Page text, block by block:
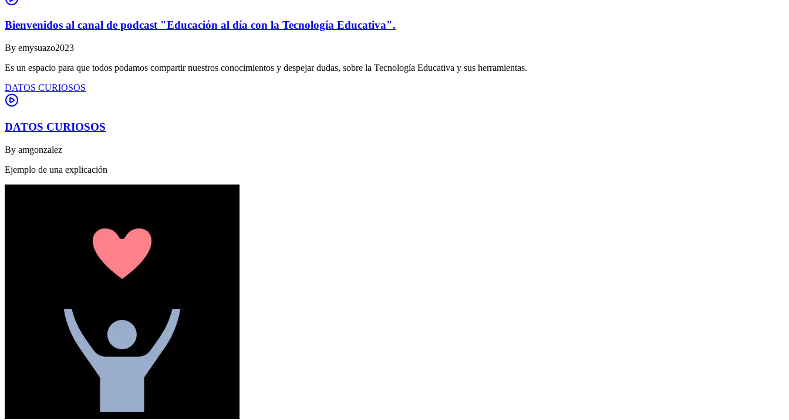
Bienvenidos al canal de podcast "Educación al día con la Tecnología Educativa".
By emysuazo2023
Es un espacio para que todos podamos compartir nuestros conocimientos y despejar dudas, sobre la Tecnología Educativa y sus herramientas.
DATOS CURIOSOS
DATOS CURIOSOS
By amgonzalez
Ejemplo de una explicación